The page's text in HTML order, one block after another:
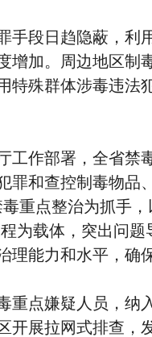
日趋隐蔽，利
加。周边地区制
特殊群体涉毒违法
作部署，全省禁
罪和查控制毒物品
重点整治为抓手
为载体，突出问
能力和水平，确
嫌疑人员，纳入
开展拉网式排查，